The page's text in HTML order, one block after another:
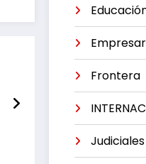
Frontera
Judiciales